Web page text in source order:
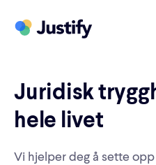
Juridisk
hele livet
Vi hjelper deg å sette